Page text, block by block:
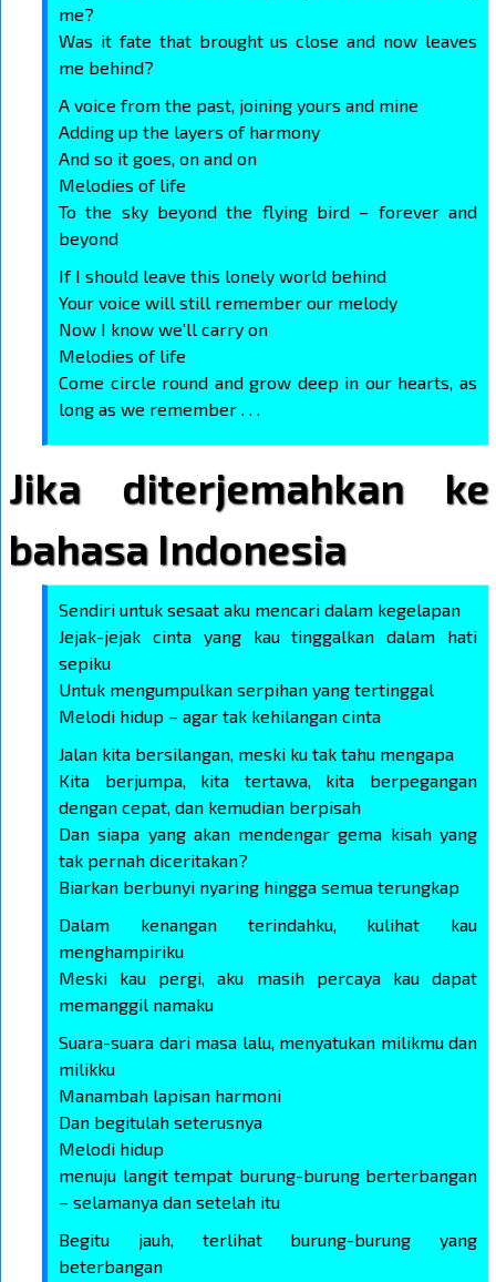
me?
Was it fate that brought us close and now leaves
me behind?
A voice from the past, joining yours and mine
Adding up the layers of harmony
And so it goes, on and on
Melodies of life
To the sky beyond the flying bird – forever and
beyond
If I should leave this lonely world behind
Your voice will still remember our melody
Now I know we’ll carry on
Melodies of life
Come circle round and grow deep in our hearts, as
long as we remember . . .
Jika diterjemahkan ke
bahasa Indonesia
Sendiri untuk sesaat aku mencari dalam kegelapan
Jejak-jejak cinta yang kau tinggalkan dalam hati
sepiku
Untuk mengumpulkan serpihan yang tertinggal
Melodi hidup – agar tak kehilangan cinta
Jalan kita bersilangan, meski ku tak tahu mengapa
Kita berjumpa, kita tertawa, kita berpegangan
dengan cepat, dan kemudian berpisah
Dan siapa yang akan mendengar gema kisah yang
tak pernah diceritakan?
Biarkan berbunyi nyaring hingga semua terungkap
Dalam kenangan terindahku, kulihat kau
menghampiriku
Meski kau pergi, aku masih percaya kau dapat
memanggil namaku
Suara-suara dari masa lalu, menyatukan milikmu dan
milikku
Manambah lapisan harmoni
Dan begitulah seterusnya
Melodi hidup
menuju langit tempat burung-burung berterbangan
– selamanya dan setelah itu
Begitu jauh, terlihat burung-burung yang
beterbangan